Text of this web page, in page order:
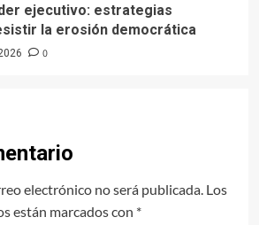
ejecutivo: estrategias
la erosión democrática
0
electrónico no será publicada. Los
están marcados con *